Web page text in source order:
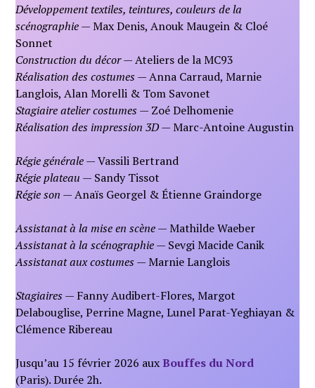
Développement textiles, teintures, couleurs de la
scénographie— Max Denis, Anouk Maugein & Cloé
Sonnet
Construction du décor— Ateliers de la MC93
Réalisation des costumes— Anna Carraud, Marnie
Langlois, Alan Morelli & Tom Savonet
Stagiaire atelier costumes— Zoé Delhomenie
Réalisation des impression 3D— Marc-Antoine Augustin
Régie générale— Vassili Bertrand
Régie plateau — Sandy Tissot
Régie son — Anaïs Georgel & Étienne Graindorge
Assistanat à la mise en scène— Mathilde Waeber
Assistanat à la scénographie— Sevgi Macide Canik
Assistanat aux costumes— Marnie Langlois
Stagiaires— Fanny Audibert-Flores, Margot
Delabouglise, Perrine Magne, Lunel Parat-Yeghiayan &
Clémence Ribereau
Jusqu’au 15 février 2026 auxBouffes du Nord
(Paris). Durée 2h.